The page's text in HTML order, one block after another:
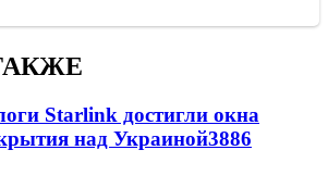
Starlink достигли окна
над Украиной3886